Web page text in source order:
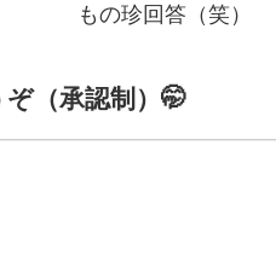
もの珍回答（笑）
（承認制）🤭